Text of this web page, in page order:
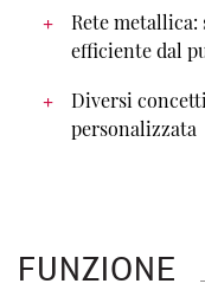
Rete
efficiente dal
Diversi
personalizzata
FUNZIONE